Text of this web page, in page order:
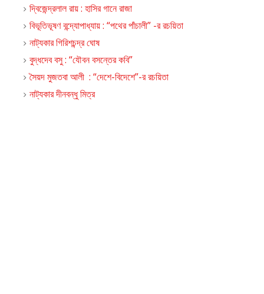
দ্বিজেন্দ্রলাল রায় : হাসির গানে রাজা
বিভূতিভূষণ বন্দ্যোপাধ্যায় : “পথের পাঁচালী” -র রচয়িতা
নাট্যকার গিরিশচন্দ্র ঘোষ
বুদ্ধদেব বসু : “যৌবন বসন্তের কবি”
সৈয়দ মুজতবা আলী : “দেশে-বিদেশে”-র রচয়িতা
নাট্যকার দীনবন্ধু মিত্র